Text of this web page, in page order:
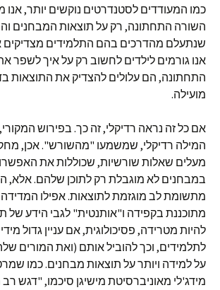
כמו המעודדים לסטנדרטים נוקשים יותר,
השורה התחתונה, רק על תוצאות המבחנים
שנתעלם מהדרכים בהם התלמידים מצדיקים
אנו גורמים לילדים לחשוב רק על איך לשפר
התחתונה, הם עלולים להצדיק את התוצאות
מועילה.
אם כל זה נראה רדיקלי, זה כך. בפירוש
המילה רדיקלי, שמשמעו "מהשורש". אכן,
מעלים שאלות שורשיות, שכוללות את
במבחנים לא מוגבלת רק לתוכן שלהם. אלא,
מתשומת לב מוגזמת לתוצאות. אפילו
מתוכננת בקפידה ו"אותנטית" לגבי הידע של
להיות מטרידה, פסיכולוגית, אם עניין גדול
לתלמידים, וכך להוביל אותם (ואת המורים
על למידה ויותר על תוצאות מבחנים. כמו
מידג'לי מאוניברסיטת מישיגן סיכמו, "דגש